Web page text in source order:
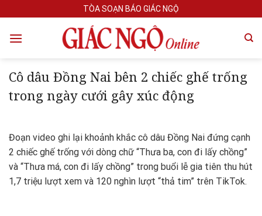
to
content
TÒA SOẠN BÁO GIÁC NGỘ
Cô dâu Đồng Nai bên 2 chiếc ghế trống
trong ngày cưới gây xúc động
Đoạn video ghi lại khoảnh khắc cô dâu Đồng Nai đứng cạnh
2 chiếc ghế trống với dòng chữ “Thưa ba, con đi lấy chồng”
và “Thưa má, con đi lấy chồng” trong buổi lễ gia tiên thu hút
1,7 triệu lượt xem và 120 nghìn lượt “thả tim” trên TikTok.